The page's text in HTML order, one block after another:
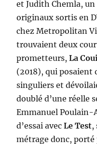
et Judith Chemla,
originaux sortis en
chez Metropolitan
trouvaient deux
prometteurs,La
(2018), qui posaient
singuliers et
doublé d’une réelle
Emmanuel Poulain-
d’essai avecLe Test,
métrage donc,